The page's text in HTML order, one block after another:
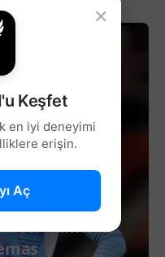
Hamlesi:
×
Keşfet
en iyi deneyimi
erişin.
Aç